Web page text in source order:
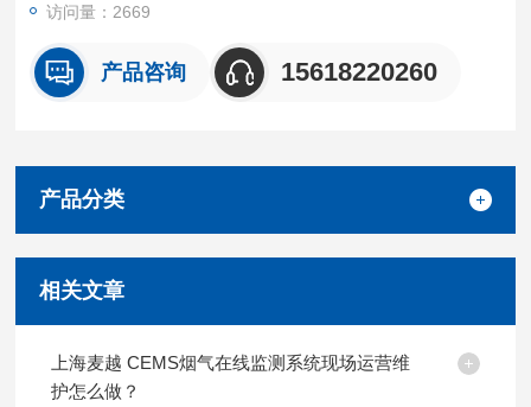
访问量：2669
产品咨询 15618220260
产品分类
相关文章
上海麦越 CEMS烟气在线监测系统现场运营维
护怎么做？